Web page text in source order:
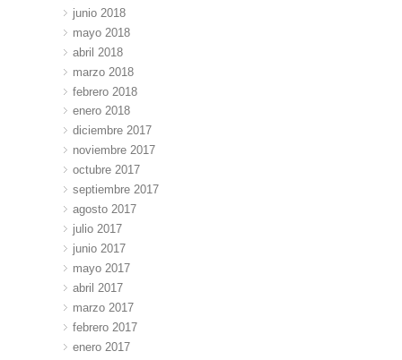
junio 2018
mayo 2018
abril 2018
marzo 2018
febrero 2018
enero 2018
diciembre 2017
noviembre 2017
octubre 2017
septiembre 2017
agosto 2017
julio 2017
junio 2017
mayo 2017
abril 2017
marzo 2017
febrero 2017
enero 2017